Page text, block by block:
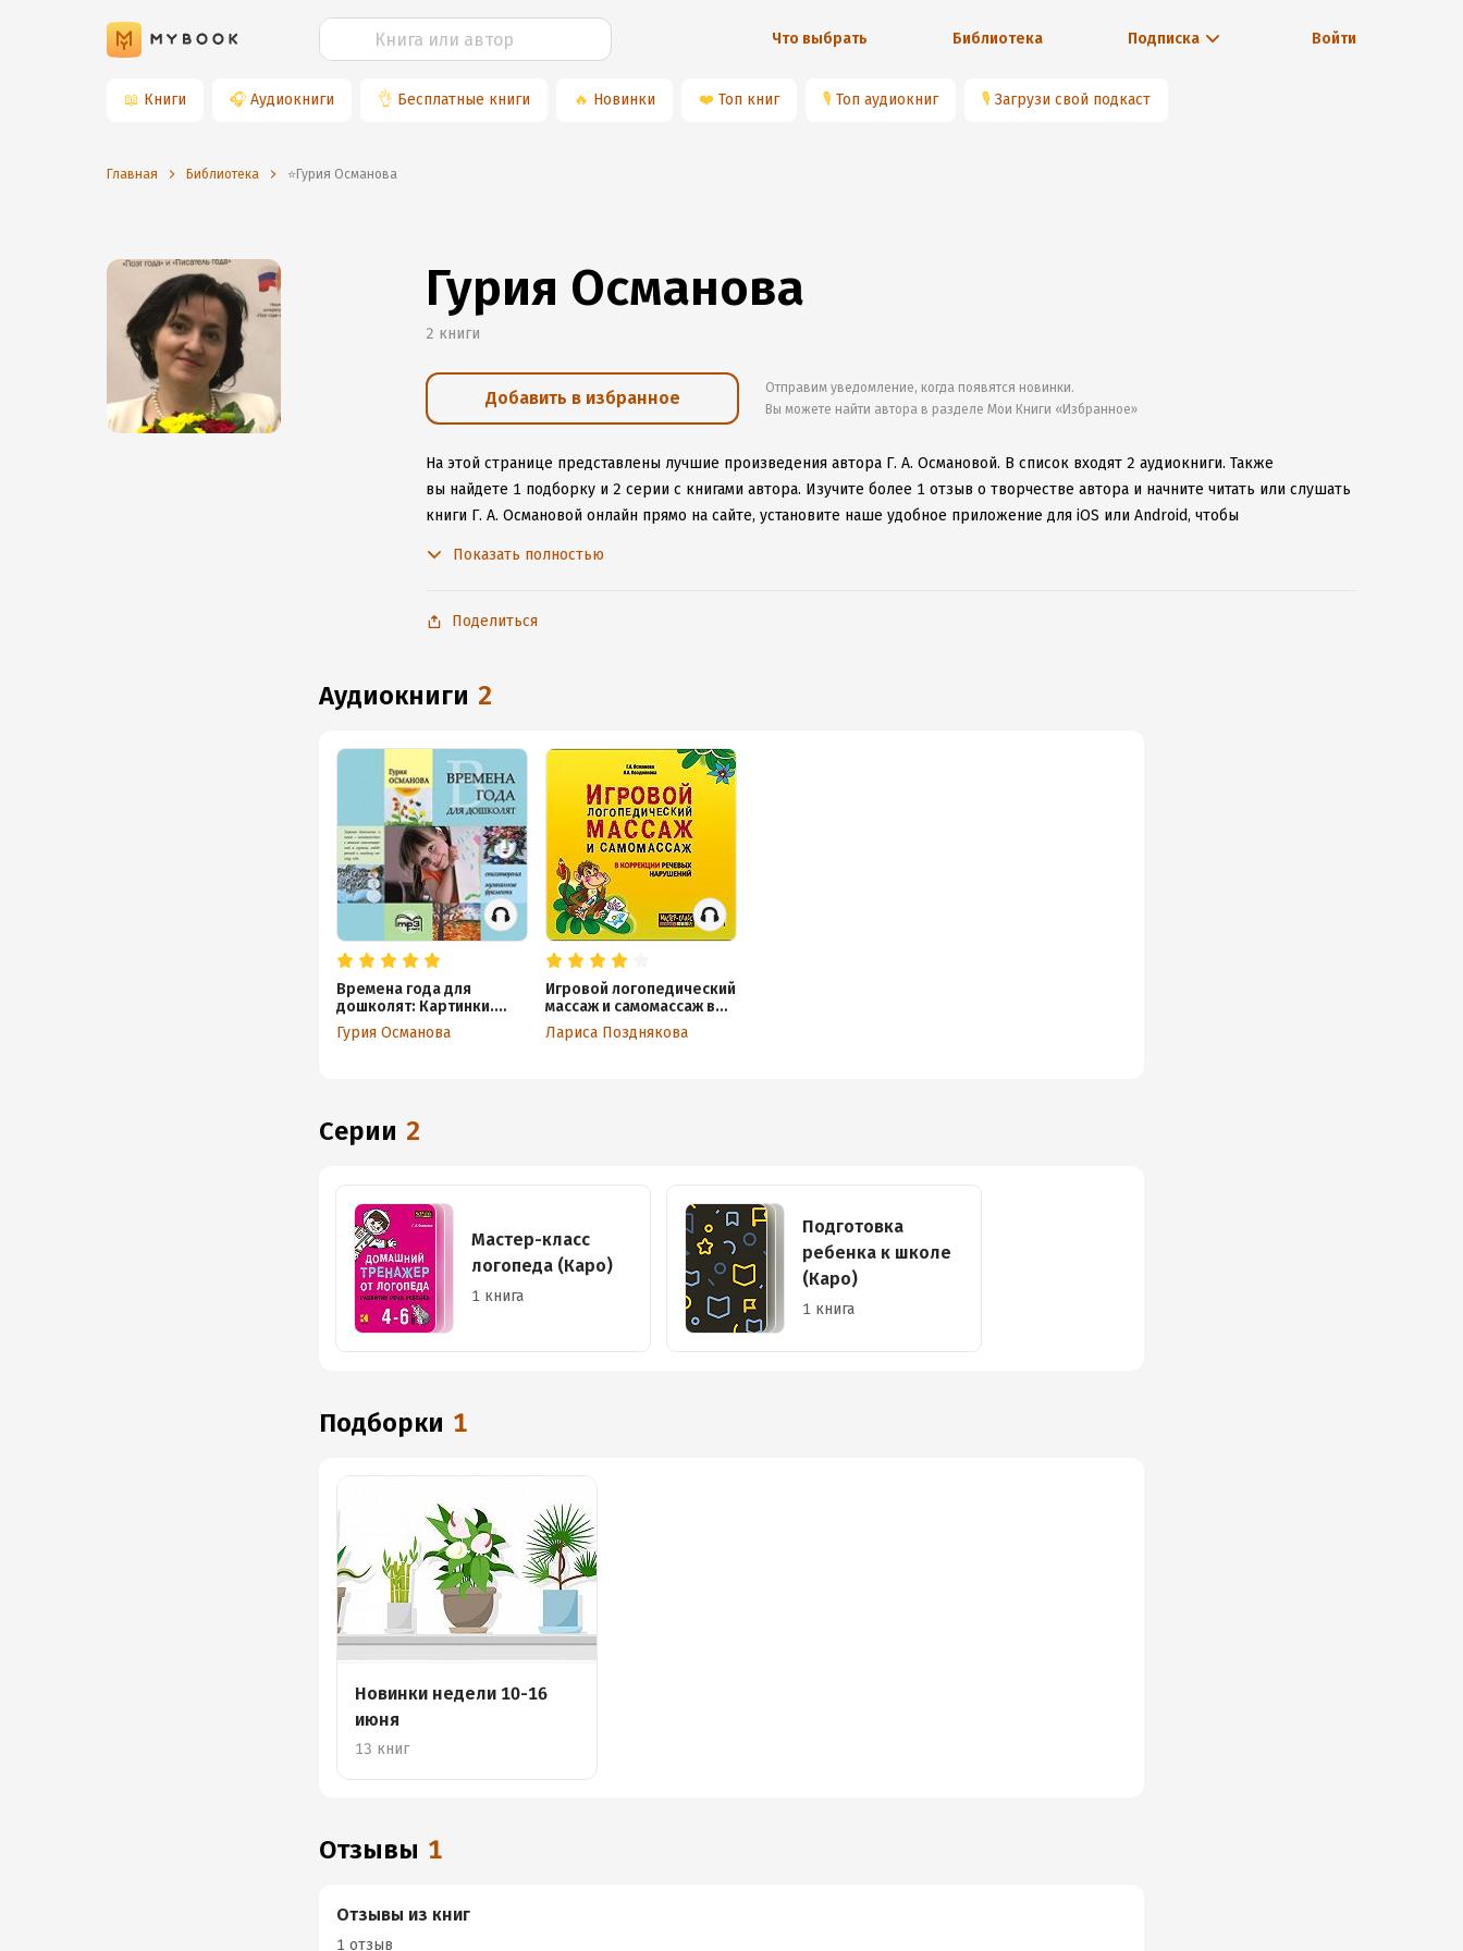
Что выбрать Библиотека Подписка Войти
📖 Книги 🎧 Аудиокниги 👌 Бесплатные книги 🔥 Новинки ❤️ Топ книг 🎙 Топ аудиокниг 🎙 Загрузи свой подкаст
Главная Библиотека ⭐️Гурия Османова
Гурия Османова
2 книги
Добавить в избранное
Отправим уведомление, когда появятся новинки.
Вы можете найти автора в разделе Мои Книги «Избранное»
На этой странице представлены лучшие произведения автора Г. А. Османовой. В список входят 2 аудиокниги. Также
вы найдете 1 подборку и 2 серии с книгами автора. Изучите более 1 отзыв о творчестве автора и начните читать или слушать
книги Г. А. Османовой онлайн прямо на сайте, установите наше удобное приложение для iOS или Android, чтобы
Показать полностью
Поделиться
аудиокниги 2
Времена года для
дошколят: Картинки.
Стихи. Сказки. Приметы.
MP3
Гурия Османова
Игровой логопедический
массаж и самомассаж в
коррекции речевых
нарушений. MP3
Лариса Позднякова
Серии 2
Мастер-класс
логопеда (Каро)
1 книга
Подготовка
ребенка к школе
(Каро)
1 книга
Подборки 1
Новинки недели 10-16
июня
13 книг
Отзывы 1
Отзывы из книг
1 отзыв